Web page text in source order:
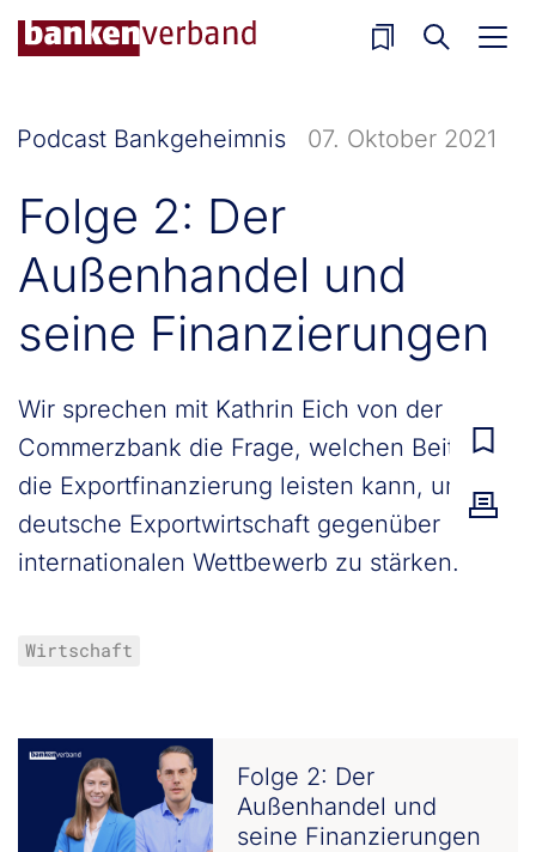
Direkt zum Inhalt
Podcast Bankgeheimnis 07. Oktober 2021
Folge 2: Der
Außenhandel und
seine Finanzierungen
Wir sprechen mit Kathrin Eich von der
Commerzbank die Frage, welchen Beitrag
die Exportfinanzierung leisten kann, um die
deutsche Exportwirtschaft gegenüber
internationalen Wettbewerb zu stärken.
Wirtschaft
Folge 2: Der
Außenhandel und
seine Finanzierungen